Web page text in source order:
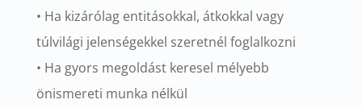
• Ha kizárólag entitásokkal, átkokkal vagy
túlvilági jelenségekkel szeretnél foglalkozni
• Ha gyors megoldást keresel mélyebb
önismereti munka nélkül